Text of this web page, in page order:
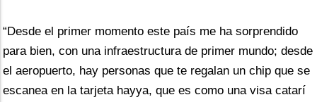
“Desde el primer momento este país me ha sorprendido
para bien, con una infraestructura de primer mundo; desde
el aeropuerto, hay personas que te regalan un chip que se
escanea en la tarjeta hayya, que es como una visa catarí